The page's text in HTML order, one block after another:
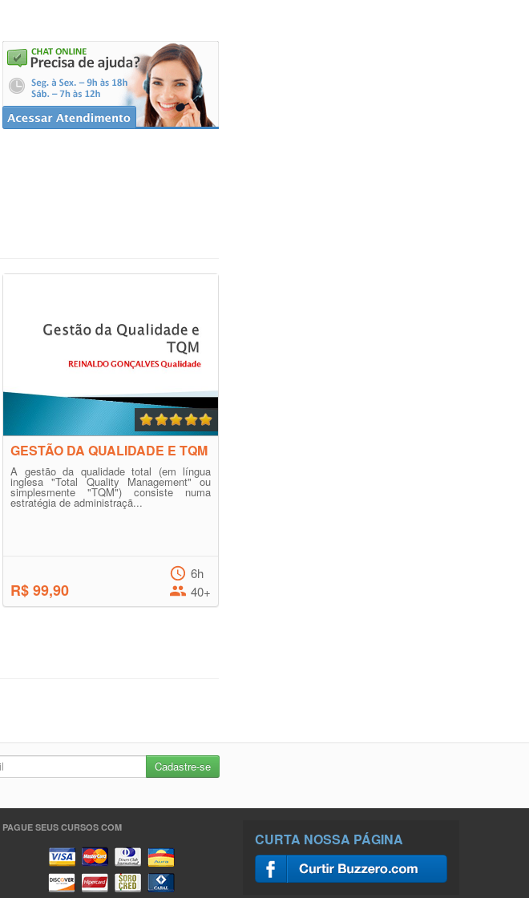
GESTÃO DA QUALIDADE E TQM
A gestão da qualidade total (em língua
inglesa "Total Quality Management" ou
simplesmente "TQM") consiste numa
estratégia de administraçã...
R$ 99,90
6h
40+
PAGUE SEUS CURSOS COM
CURTA NOSSA PÁGINA